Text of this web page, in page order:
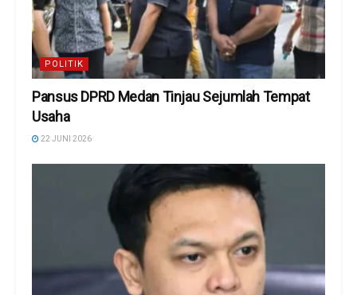
POLITIK
Pansus DPRD Medan Tinjau Sejumlah Tempat
Usaha
22 JUNI 2026